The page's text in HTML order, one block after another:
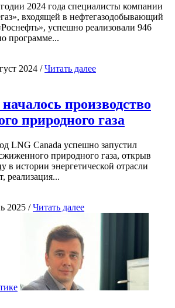
2024 года специалисты компании
входящей в нефтегазодобывающий
успешно реализовали 946
программе...
2024 /Читать далее
производство
природного газа
LNG Canada успешно запустил
природного газа, открыв
в истории энергетической отрасли
реализация...
2025 /Читать далее